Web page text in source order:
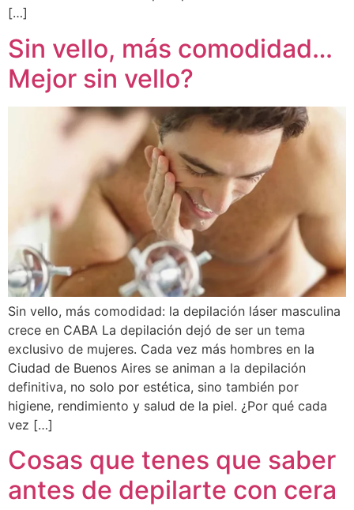
[…]
Sin vello, más comodidad…
Mejor sin vello?
Sin vello, más comodidad: la depilación láser masculina
crece en CABA La depilación dejó de ser un tema
exclusivo de mujeres. Cada vez más hombres en la
Ciudad de Buenos Aires se animan a la depilación
definitiva, no solo por estética, sino también por
higiene, rendimiento y salud de la piel. ¿Por qué cada
vez […]
Cosas que tenes que saber
antes de depilarte con cera